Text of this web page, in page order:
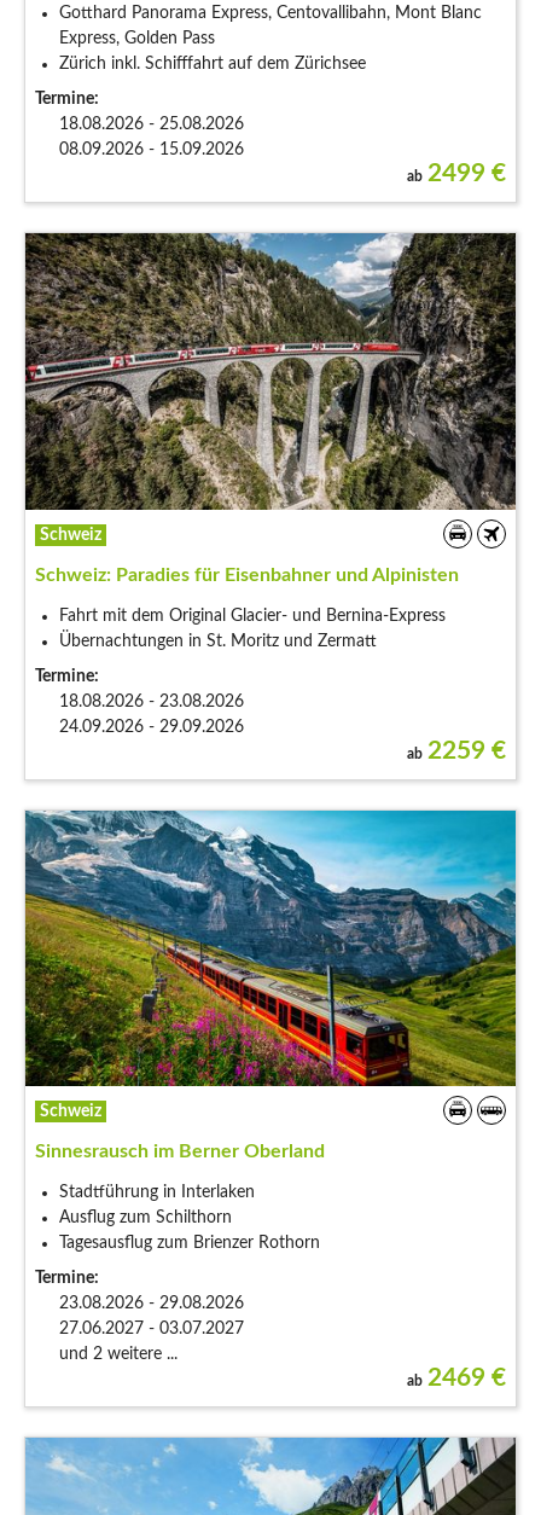
Gotthard Panorama Express, Centovallibahn, Mont Blanc
Express, Golden Pass
Zürich inkl. Schifffahrt auf dem Zürichsee
Termine:
18.08.2026 - 25.08.2026
08.09.2026 - 15.09.2026
ab 2499 €
Schweiz
Schweiz: Paradies für Eisenbahner und Alpinisten
Fahrt mit dem Original Glacier- und Bernina-Express
Übernachtungen in St. Moritz und Zermatt
Termine:
18.08.2026 - 23.08.2026
24.09.2026 - 29.09.2026
ab 2259 €
Schweiz
Sinnesrausch im Berner Oberland
Stadtführung in Interlaken
Ausflug zum Schilthorn
Tagesausflug zum Brienzer Rothorn
Termine:
23.08.2026 - 29.08.2026
27.06.2027 - 03.07.2027
und 2 weitere ...
ab 2469 €